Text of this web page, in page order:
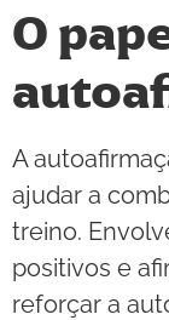
O
A
ajudar a
treino.
positivos e
reforçar a